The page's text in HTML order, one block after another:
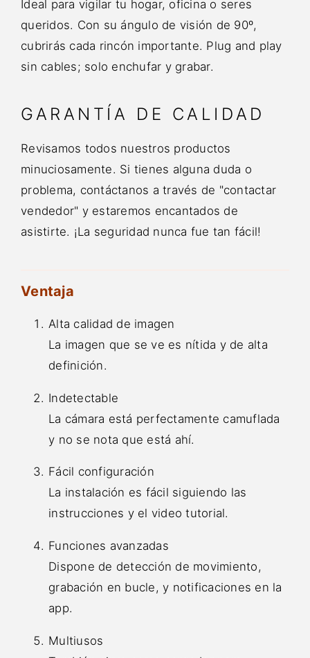
Ideal para vigilar tu hogar, oficina o seres
queridos. Con su ángulo de visión de 90º,
cubrirás cada rincón importante. Plug and play
sin cables; solo enchufar y grabar.
GARANTÍA DE CALIDAD
Revisamos todos nuestros productos
minuciosamente. Si tienes alguna duda o
problema, contáctanos a través de "contactar
vendedor" y estaremos encantados de
asistirte. ¡La seguridad nunca fue tan fácil!
Ventaja
Alta calidad de imagen
La imagen que se ve es nítida y de alta
definición.
Indetectable
La cámara está perfectamente camuflada
y no se nota que está ahí.
Fácil configuración
La instalación es fácil siguiendo las
instrucciones y el video tutorial.
Funciones avanzadas
Dispone de detección de movimiento,
grabación en bucle, y notificaciones en la
app.
Multiusos